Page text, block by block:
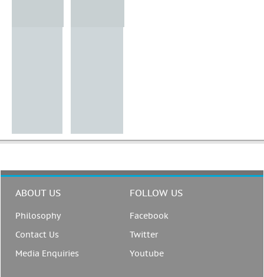
ABOUT US
Philosophy
Contact Us
Media Enquiries
FOLLOW US
Facebook
Twitter
Youtube